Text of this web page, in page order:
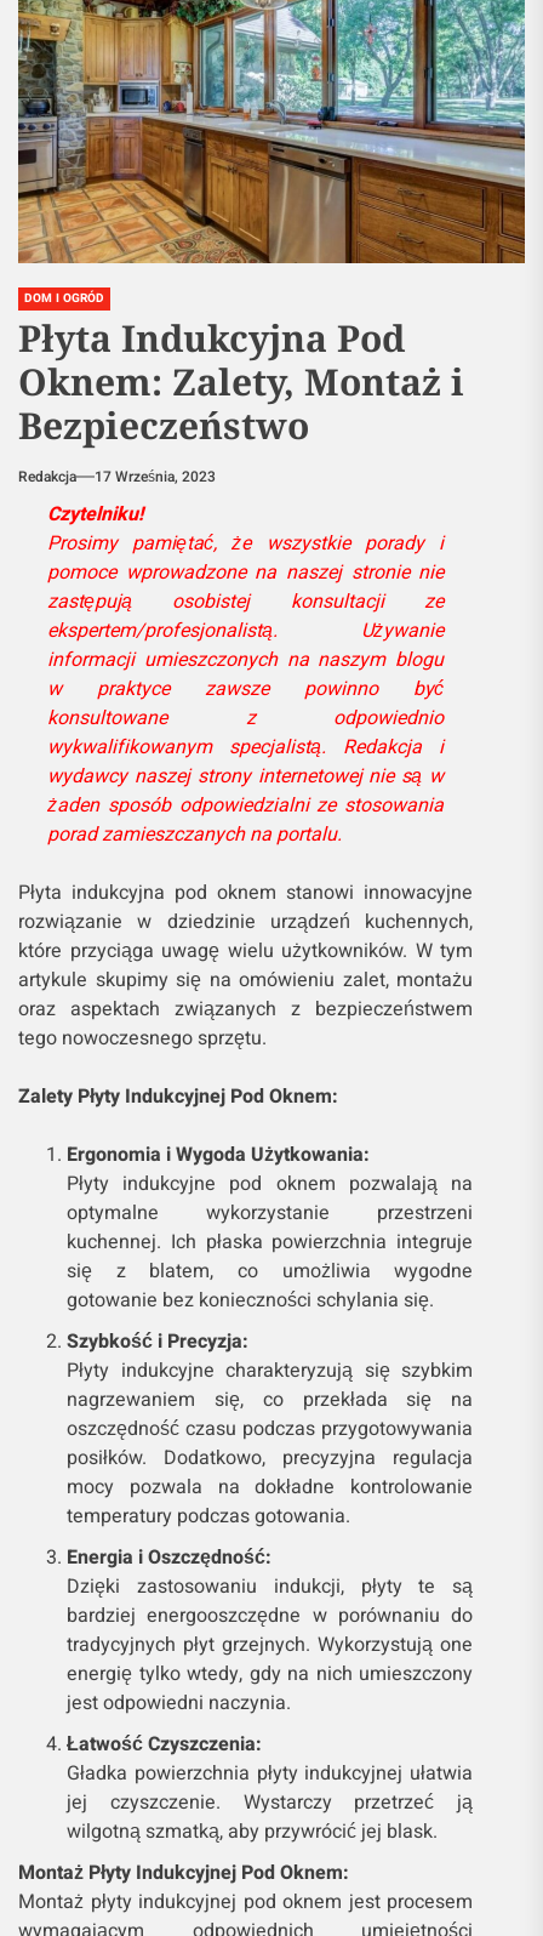
DOM I OGRÓD
Płyta Indukcyjna Pod
Oknem: Zalety, Montaż i
Bezpieczeństwo
Redakcja 17 Września, 2023
Czytelniku!
Prosimy pamiętać, że wszystkie porady i
pomoce wprowadzone na naszej stronie nie
zastępują osobistej konsultacji ze
ekspertem/profesjonalistą. Używanie
informacji umieszczonych na naszym blogu
w praktyce zawsze powinno być
konsultowane z odpowiednio
wykwalifikowanym specjalistą. Redakcja i
wydawcy naszej strony internetowej nie są w
żaden sposób odpowiedzialni ze stosowania
porad zamieszczanych na portalu.
Płyta indukcyjna pod oknem stanowi innowacyjne
rozwiązanie w dziedzinie urządzeń kuchennych,
które przyciąga uwagę wielu użytkowników. W tym
artykule skupimy się na omówieniu zalet, montażu
oraz aspektach związanych z bezpieczeństwem
tego nowoczesnego sprzętu.
Zalety Płyty Indukcyjnej Pod Oknem:
Ergonomia i Wygoda Użytkowania:
Płyty indukcyjne pod oknem pozwalają na
optymalne wykorzystanie przestrzeni
kuchennej. Ich płaska powierzchnia integruje
się z blatem, co umożliwia wygodne
gotowanie bez konieczności schylania się.
Szybkość i Precyzja:
Płyty indukcyjne charakteryzują się szybkim
nagrzewaniem się, co przekłada się na
oszczędność czasu podczas przygotowywania
posiłków. Dodatkowo, precyzyjna regulacja
mocy pozwala na dokładne kontrolowanie
temperatury podczas gotowania.
Energia i Oszczędność:
Dzięki zastosowaniu indukcji, płyty te są
bardziej energooszczędne w porównaniu do
tradycyjnych płyt grzejnych. Wykorzystują one
energię tylko wtedy, gdy na nich umieszczony
jest odpowiedni naczynia.
Łatwość Czyszczenia:
Gładka powierzchnia płyty indukcyjnej ułatwia
jej czyszczenie. Wystarczy przetrzeć ją
wilgotną szmatką, aby przywrócić jej blask.
Montaż Płyty Indukcyjnej Pod Oknem:
Montaż płyty indukcyjnej pod oknem jest procesem